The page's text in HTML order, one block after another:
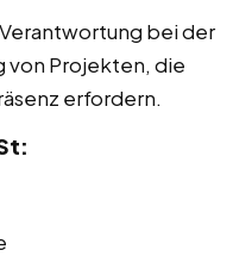
bei der
von Projekten, die
erfordern.